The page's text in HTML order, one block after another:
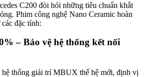
C200 đòi hỏi những tiêu chuẩn khắt
Phim công nghệ Nano Ceramic hoàn
đặc tính:
– Bảo vệ hệ thống kết nối
hệ thống giải trí MBUX thế hệ mới, định vị